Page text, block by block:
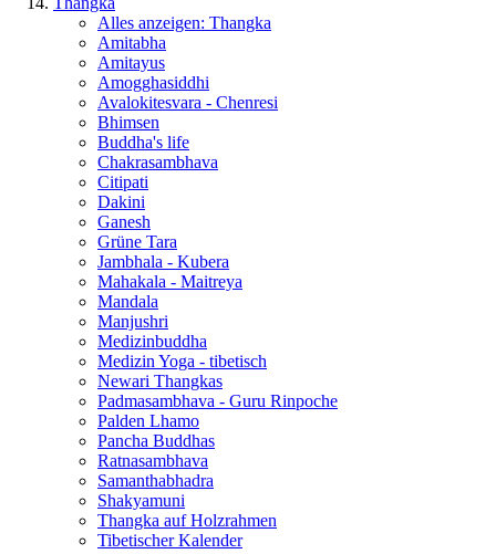
Alles anzeigen: Thangka
Amitabha
Amitayus
Amogghasiddhi
Avalokitesvara - Chenresi
Bhimsen
Buddha's life
Chakrasambhava
Citipati
Dakini
Ganesh
Grüne Tara
Jambhala - Kubera
Mahakala - Maitreya
Mandala
Manjushri
Medizinbuddha
Medizin Yoga - tibetisch
Newari Thangkas
Padmasambhava - Guru Rinpoche
Palden Lhamo
Pancha Buddhas
Ratnasambhava
Samanthabhadra
Shakyamuni
Thangka auf Holzrahmen
Tibetischer Kalender